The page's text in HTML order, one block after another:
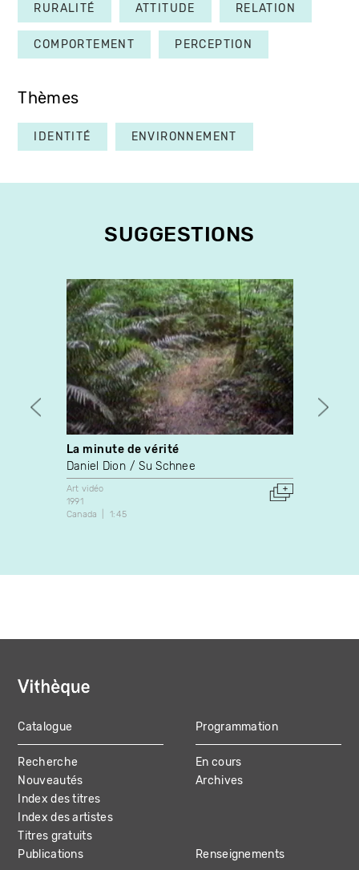
RURALITÉ ATTITUDE RELATION
COMPORTEMENT PERCEPTION
Thèmes
IDENTITÉ ENVIRONNEMENT
SUGGESTIONS
La minute de vérité
Daniel Dion
Su Schnee
Art vidéo
1991
Canada
1:45
MAIN
NAVIGATION
Catalogue
Recherche
Nouveautés
Index des titres
Index des artistes
Titres gratuits
Programmation
En cours
Archives
Publications Renseignements